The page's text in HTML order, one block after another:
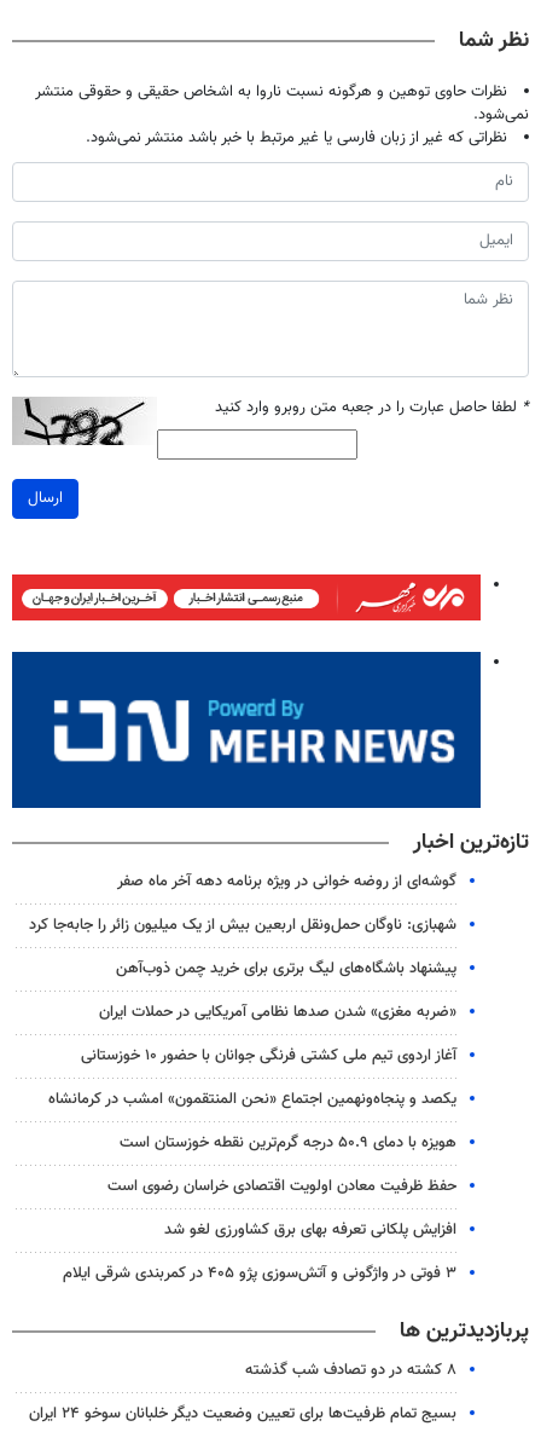
نظر شما
نظرات حاوی توهین و هرگونه نسبت ناروا به اشخاص حقیقی و حقوقی منتشر
نمی‌شود.
نظراتی که غیر از زبان فارسی یا غیر مرتبط با خبر باشد منتشر نمی‌شود.
* لطفا حاصل عبارت را در جعبه متن روبرو وارد کنید
ارسال
تازه‌ترین اخبار
گوشه‌ای از روضه خوانی در ویژه برنامه دهه آخر ماه صفر
شهبازی: ناوگان حمل‌ونقل اربعین بیش از یک میلیون زائر را جابه‌جا کرد
پیشنهاد باشگاه‌های لیگ برتری برای خرید چمن ذوب‌آهن
«ضربه مغزی» شدن صدها نظامی آمریکایی در حملات ایران
آغاز اردوی تیم ملی کشتی فرنگی جوانان با حضور ۱۰ خوزستانی
یکصد و پنجاه‌ونهمین اجتماع «نحن المنتقمون» امشب در کرمانشاه
هویزه با دمای ۵۰.۹ درجه گرم‌ترین نقطه خوزستان است
حفظ ظرفیت معادن اولویت اقتصادی خراسان رضوی است
افزایش پلکانی تعرفه بهای برق کشاورزی لغو شد
۳ فوتی در واژگونی و آتش‌سوزی پژو ۴۰۵ در کمربندی شرقی ایلام
پربازدیدترین ها
۸ کشته در دو تصادف شب گذشته
بسیج تمام ظرفیت‌ها برای تعیین وضعیت دیگر خلبانان سوخو ۲۴ ایران